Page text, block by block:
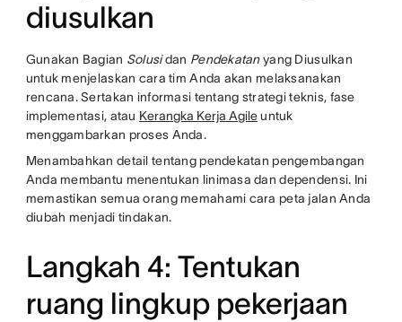
diusulkan
Gunakan Bagian Solusidan Pendekatanyang Diusulkan
untuk menjelaskan cara tim Anda akan melaksanakan
rencana. Sertakan informasi tentang strategi teknis, fase
implementasi, atau Kerangka Kerja Agileuntuk
menggambarkan proses Anda.
Menambahkan detail tentang pendekatan pengembangan
Anda membantu menentukan linimasa dan dependensi. Ini
memastikan semua orang memahami cara peta jalan Anda
diubah menjadi tindakan.
Langkah 4: Tentukan
ruang lingkup pekerjaan